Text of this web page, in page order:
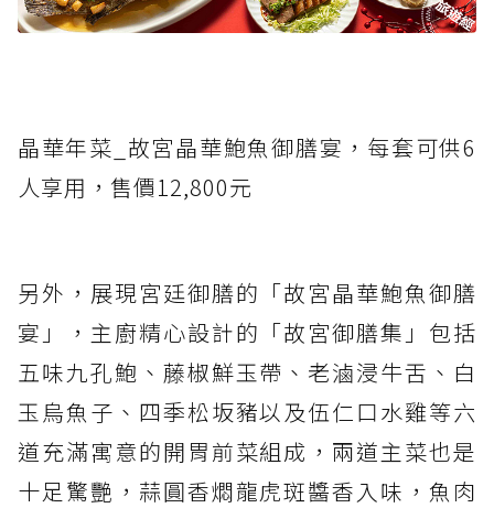
晶華年菜_故宮晶華鮑魚御膳宴，每套可供6
人享用，售價12,800元
另外，展現宮廷御膳的「故宮晶華鮑魚御膳
宴」，主廚精心設計的「故宮御膳集」包括
五味九孔鮑、藤椒鮮玉帶、老滷浸牛舌、白
玉烏魚子、四季松坂豬以及伍仁口水雞等六
道充滿寓意的開胃前菜組成，兩道主菜也是
十足驚艷，蒜圓香燜龍虎斑醬香入味，魚肉